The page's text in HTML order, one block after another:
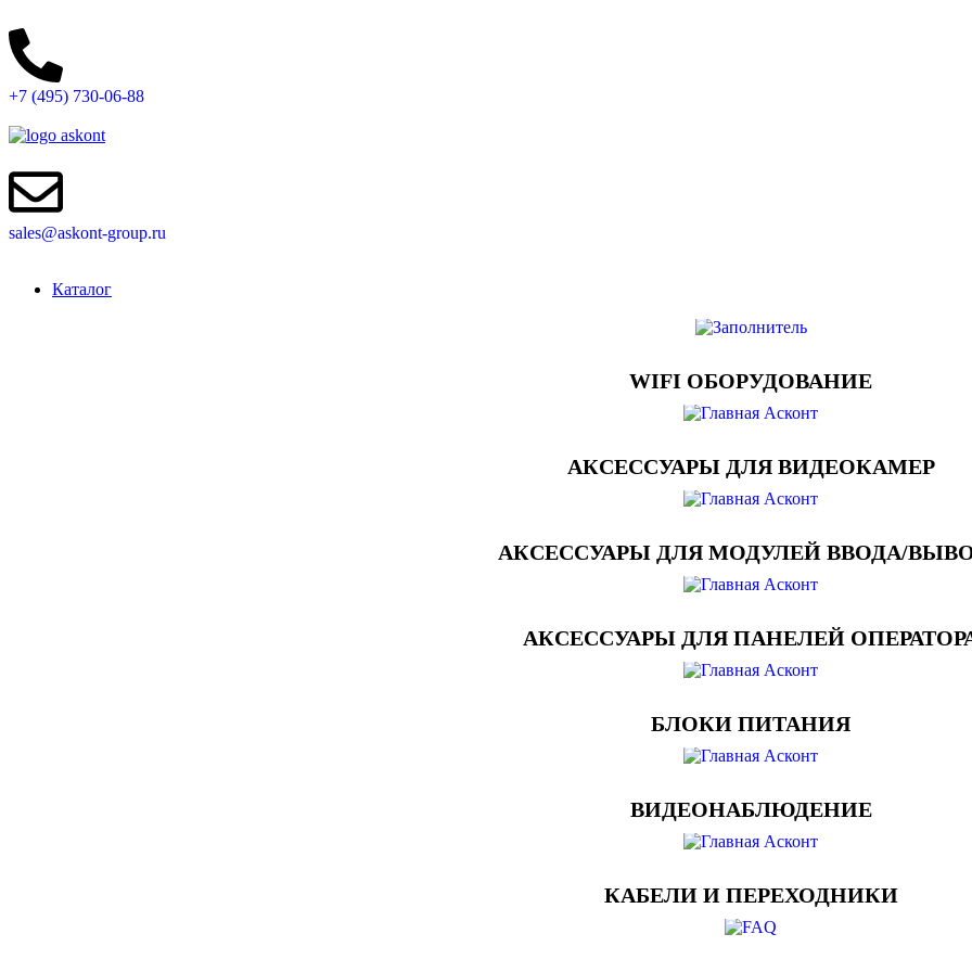
+7 (495) 730-06-88
sales@askont-group.ru
Каталог
WIFI ОБОРУДОВАНИЕ
АКСЕССУАРЫ ДЛЯ ВИДЕОКАМЕР
АКСЕССУАРЫ ДЛЯ МОДУЛЕЙ ВВОДА/
АКСЕССУАРЫ ДЛЯ ПАНЕЛЕЙ
БЛОКИ ПИТАНИЯ
ВИДЕОНАБЛЮДЕНИЕ
КАБЕЛИ И ПЕРЕХОДНИКИ